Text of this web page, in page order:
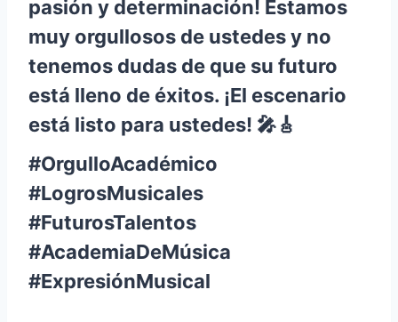
pasión y determinación! Estamos
muy orgullosos de ustedes y no
tenemos dudas de que su futuro
está lleno de éxitos. ¡El escenario
está listo para ustedes! 🎤🎸
#OrgulloAcadémico
#LogrosMusicales
#FuturosTalentos
#AcademiaDeMúsica
#ExpresiónMusical